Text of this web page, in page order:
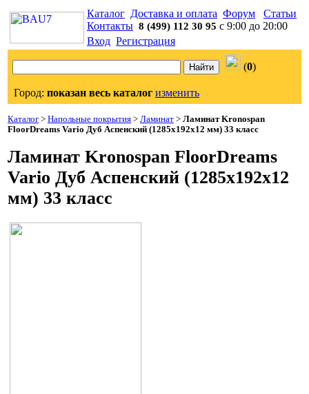
Каталог Доставка и оплата Форум
Статьи
Контакты 8 (499) 112 30 95 с 9:00 до 20:00
Вход Регистрация
(0)
Город: показан весь каталог изменить
Каталог > Напольные покрытия > Ламинат > Ламинат Kronospan
FloorDreams Vario Дуб Аспенский (1285x192x12 мм) 33 класс
Ламинат Kronospan FloorDreams
Vario Дуб Аспенский (1285x192x12
мм) 33 класс